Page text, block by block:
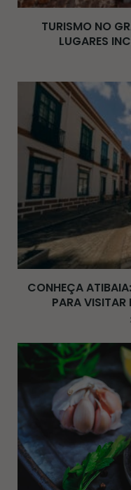
TURISMO NO
LUGARES
CONHEÇA
PARA VISITAR